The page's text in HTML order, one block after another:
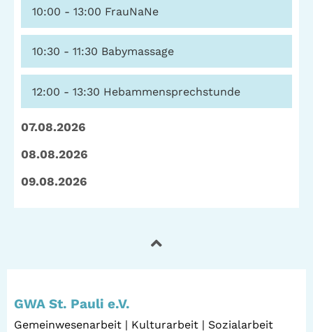
10:00 - 13:00 FrauNaNe
10:30 - 11:30 Babymassage
12:00 - 13:30 Hebammensprechstunde
07.08.2026
08.08.2026
09.08.2026
GWA St. Pauli e.V.
Gemeinwesenarbeit | Kulturarbeit | Sozialarbeit